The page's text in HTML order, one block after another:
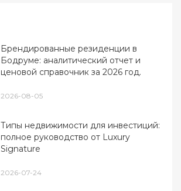
Брендированные резиденции в
Бодруме: аналитический отчет и
ценовой справочник за 2026 год.
2026-08-05
Типы недвижимости для инвестиций:
полное руководство от Luxury
Signature
2026-07-24